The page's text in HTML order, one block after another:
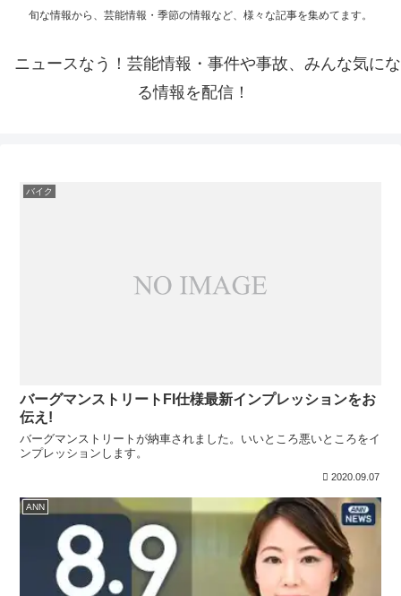
旬な情報から、芸能情報・季節の情報など、様々な記事を集めてます。
ニュースなう！芸能情報・事件や事故、みんな気にな
る情報を配信！
バイク
バーグマンストリートFI仕様最新インプレッションをお
伝え!
バーグマンストリートが納車されました。いいところ悪いところをイ
ンプレッションします。
2020.09.07
ANN